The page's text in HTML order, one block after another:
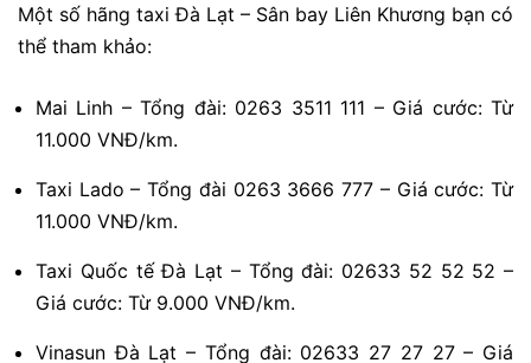
Một số hãng taxi Đà Lạt – Sân bay Liên Khương bạn có
thể tham khảo:
Mai Linh – Tổng đài: 0263 3511 111 – Giá cước: Từ
11.000 VNĐ/km.
Taxi Lado – Tổng đài 0263 3666 777 – Giá cước: Từ
11.000 VNĐ/km.
Taxi Quốc tế Đà Lạt – Tổng đài: 02633 52 52 52 –
Giá cước: Từ 9.000 VNĐ/km.
Vinasun Đà Lạt – Tổng đài: 02633 27 27 27 – Giá